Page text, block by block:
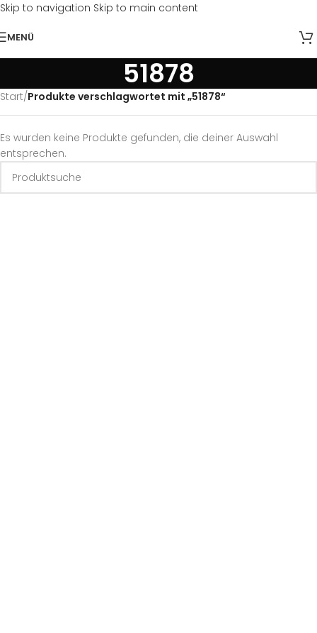
Skip to navigation Skip to main content
MENÜ
51878
Start/Produkte verschlagwortet mit „51878“
Es wurden keine Produkte gefunden, die deiner Auswahl
entsprechen.